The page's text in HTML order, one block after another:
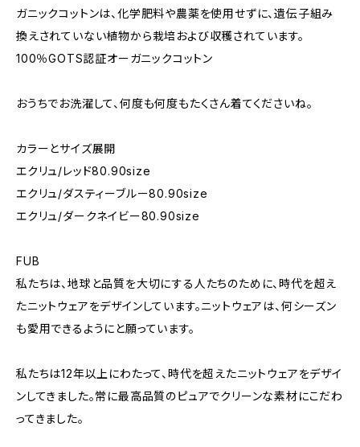
ガニックコットンは、化学肥料や農薬を使用せずに、遺伝子組み
換えされていない植物から栽培および収穫されています。
100％GOTS認証オーガニックコットン
おうちでお洗濯して、何度も何度もたくさん着てくださいね。
カラーとサイズ展開
エクリュ/レッド80.90size
エクリュ/ダスティーブルー80.90size
エクリュ/ダークネイビー80.90size
FUB
私たちは、地球と品質を大切にする人たちのために、時代を超え
たニットウェアをデザインしています。ニットウェアは、何シーズン
も愛用できるようにと願っています。
私たちは12年以上にわたって、時代を超えたニットウェアをデザイ
ンしてきました。常に最高品質のピュアでクリーンな素材にこだわ
ってきました。